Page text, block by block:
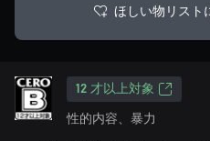
ほしい物リスト
12 才以上対象
性的内容、暴力